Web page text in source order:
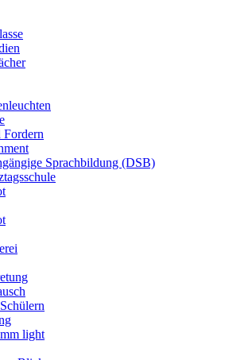
Fordern
Sprachbildung (DSB)
light